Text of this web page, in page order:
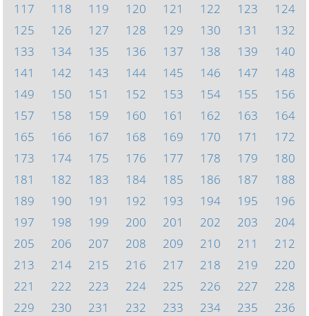
117
118 119 120 121 122 123
124
125
126 127 128 129 130 131
132
133
134 135 136 137 138 139
140
141
142 143 144 145 146 147
148
149
150 151 152 153 154 155
156
157
158 159 160 161 162 163
164
165
166 167 168 169 170 171
172
173
174 175 176 177 178 179
180
181
182 183 184 185 186 187
188
189
190 191 192 193 194 195
196
197
198 199 200 201 202 203
204
205
206 207 208 209 210 211
212
213
214 215 216 217 218 219
220
221
222 223 224 225 226 227
228
229
230 231 232 233 234 235
236